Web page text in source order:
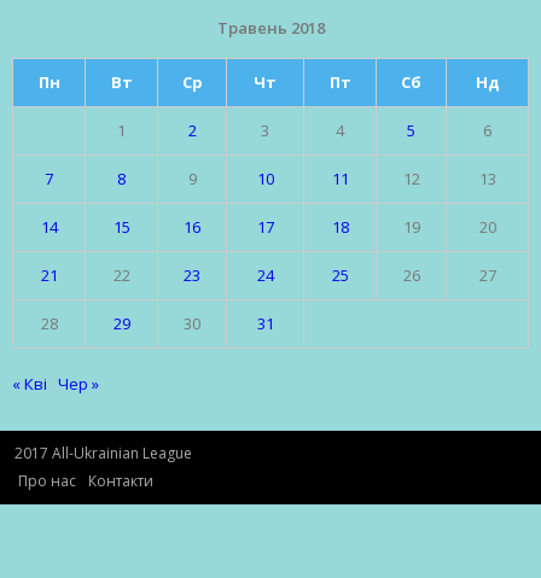
Травень 2018
Пн Вт Ср Чт Пт Сб Нд
1 2 3 4 5 6
7 8 9 10 11 12 13
14 15 16 17 18 19 20
21 22 23 24 25 26 27
28 29 30 31
« Кві Чер »
2017 All-Ukrainian League
Про нас
Контакти